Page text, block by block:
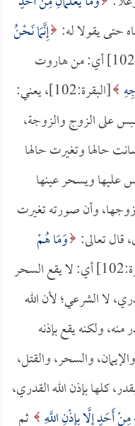
إِنَّمَا نَحْنُ
[البقرة:102] أي: من هاروت
[البقرة:102]، يعني:
على الزوج والزوجة،
حالها وتغيرت حالها
عليها ويسحر عينها
زوجها، وأن صورته تغيرت
قال تعالى: وَمَا هُمْ
[البقرة:102] أي: لا يقع السحر
لا الشرعي؛ لأن الله
ولكنه يقع بإذنه
والسحر، والقتل،
كلها بإذن الله القدري،
أَحَدٍ إِلَّا بِإِذْنِ اللَّهِ ثم